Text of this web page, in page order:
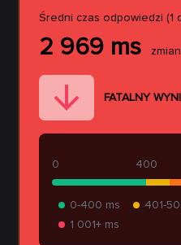
Średni czas odpowiedzi (1
2 969 ms
FATALNY
400
0
0-400 ms 401-
1 001+ ms